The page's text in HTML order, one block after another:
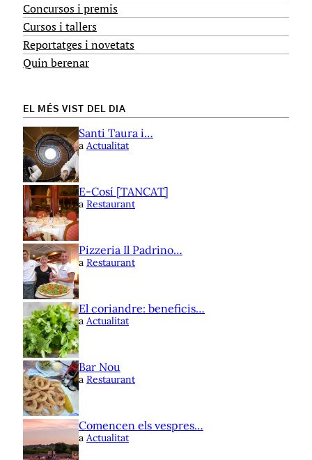
Concursos i premis
Cursos i tallers
Reportatges i novetats
Quin berenar
EL MÉS VIST DEL DIA
Santi Taura i…
a Actualitat
E-Cosí [TANCAT]
a Restaurant
Pizzeria Il Padrino…
a Restaurant
El coriandre: beneficis…
a Actualitat
Bar Nou
a Restaurant
Comencen els vespres…
a Actualitat